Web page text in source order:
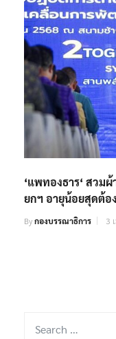
‘แพทองธาร‘ สวม
ยกฯ อายุน้อยสุดต้อ
Byกองบรรณาธิการ 3